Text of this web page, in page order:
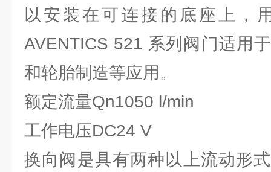
以安装在可连接的底座上，
AVENTICS 521 系列阀门适用
和轮胎制造等应用。
额定流量Qn1050 l/min
工作电压DC24 V
换向阀是具有两种以上流动形